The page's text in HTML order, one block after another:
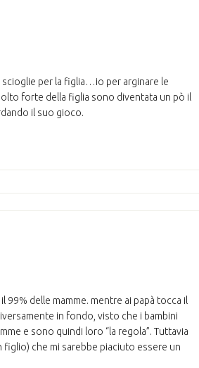
per la figlia…io per arginare le
forte della figlia sono diventata un pò il
il suo gioco.
delle mamme. mentre ai papà tocca il
in fondo, visto che i bambini
e sono quindi loro “la regola”. Tuttavia
figlio) che mi sarebbe piaciuto essere un